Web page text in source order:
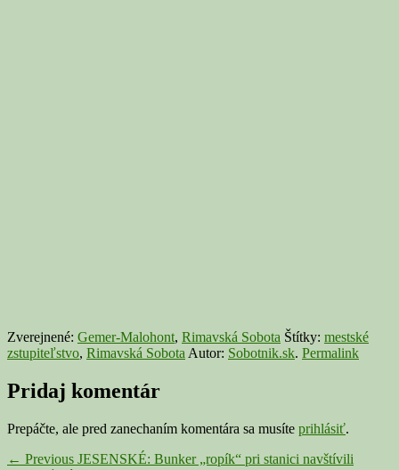
Zverejnené: Gemer-Malohont, Rimavská Sobota Štítky: mestské
zstupiteľstvo, Rimavská SobotaAutor: Sobotnik.sk. Permalink
Pridaj komentár
Prepáčte, ale pred zanechaním komentára sa musíte prihlásiť.
Navigácia
← Previous Previous
JESENSKÉ: Bunker „ropík“ pri stanici navštívili